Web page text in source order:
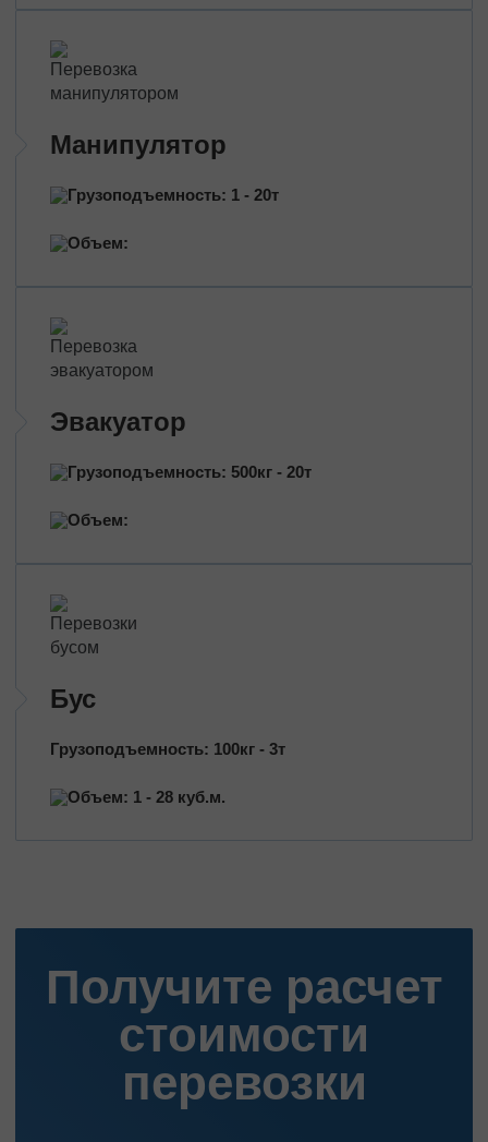
Перевозка цветов
Перевозка медицинских препаратов
Манипулятор
Грузоподъемность: 1 - 20т
Объем:
Эвакуатор
Грузоподъемность: 500кг - 20т
Объем:
Бус
Грузоподъемность: 100кг - 3т
Объем: 1 - 28 куб.м.
Получите расчет
стоимости
перевозки